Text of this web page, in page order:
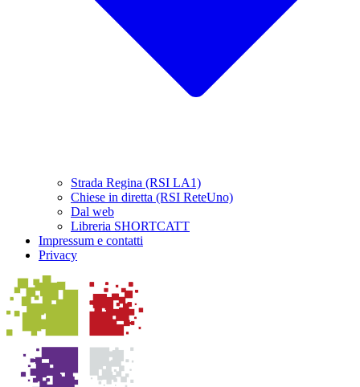
Strada Regina (RSI LA1)
Chiese in diretta (RSI ReteUno)
Dal web
Libreria SHORTCATT
Impressum e contatti
Privacy